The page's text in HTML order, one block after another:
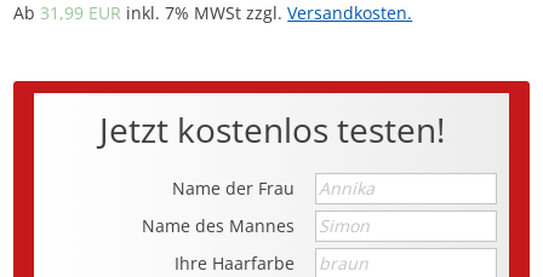
Ab 31,99 EUR inkl. 7% MWSt zzgl.Versandkosten.
Jetzt kostenlos testen!
Name der Frau
Name des Mannes
Ihre Haarfarbe